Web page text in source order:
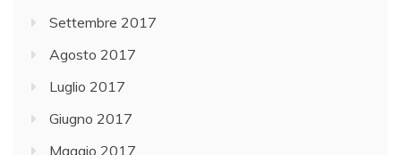
Settembre 2017
Agosto 2017
Luglio 2017
Giugno 2017
Maggio 2017